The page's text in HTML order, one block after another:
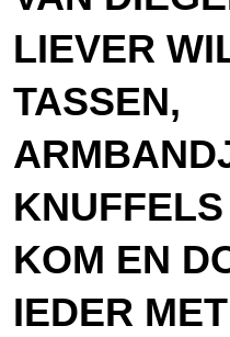
LIEVER
TASSEN,
KOM EN
IEDER